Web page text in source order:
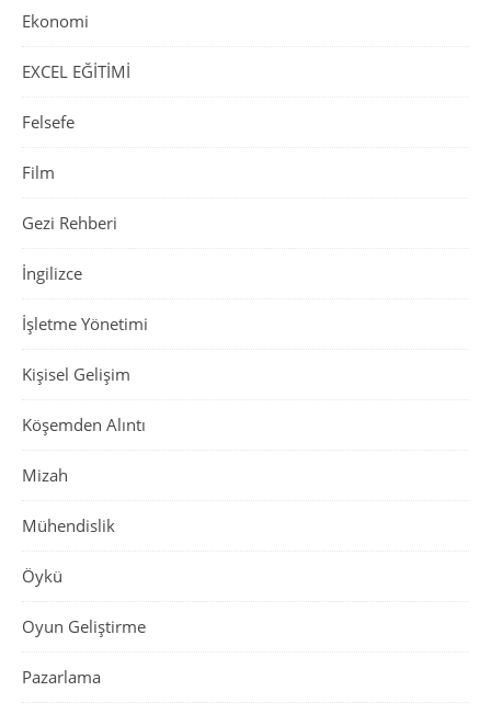
Ekonomi
EXCEL EĞİTİMİ
Felsefe
Film
Gezi Rehberi
İngilizce
İşletme Yönetimi
Kişisel Gelişim
Köşemden Alıntı
Mizah
Mühendislik
Öykü
Oyun Geliştirme
Pazarlama